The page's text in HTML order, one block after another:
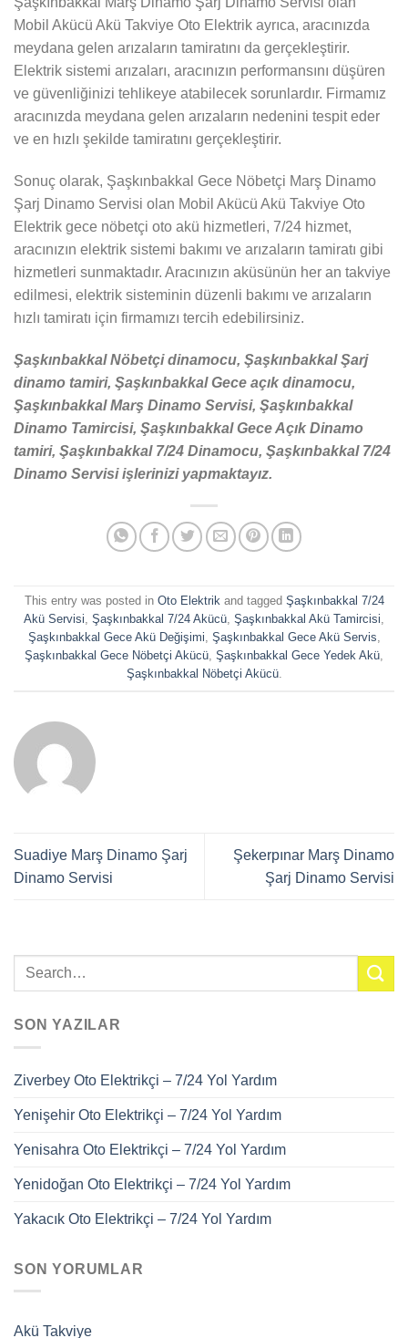
Mobil Akücü Akü Takviye Oto Elektrik ayrıca, aracınızda
meydana gelen arızaların tamiratını da gerçekleştirir.
Elektrik sistemi arızaları, aracınızın performansını düşüren
ve güvenliğinizi tehlikeye atabilecek sorunlardır. Firmamız
aracınızda meydana gelen arızaların nedenini tespit eder
ve en hızlı şekilde tamiratını gerçekleştirir.
Sonuç olarak, Şaşkınbakkal Gece Nöbetçi Marş Dinamo
Şarj Dinamo Servisi olan Mobil Akücü Akü Takviye Oto
Elektrik gece nöbetçi oto akü hizmetleri, 7/24 hizmet,
aracınızın elektrik sistemi bakımı ve arızaların tamiratı gibi
hizmetleri sunmaktadır. Aracınızın aküsünün her an takviye
edilmesi, elektrik sisteminin düzenli bakımı ve arızaların
hızlı tamiratı için firmamızı tercih edebilirsiniz.
Şaşkınbakkal Nöbetçi dinamocu, Şaşkınbakkal Şarj
dinamo tamiri, Şaşkınbakkal Gece açık dinamocu,
Şaşkınbakkal Marş Dinamo Servisi, Şaşkınbakkal
Dinamo Tamircisi, Şaşkınbakkal Gece Açık Dinamo
tamiri, Şaşkınbakkal 7/24 Dinamocu, Şaşkınbakkal 7/24
Dinamo Servisi işlerinizi yapmaktayız.
This entry was posted in Oto Elektrikand tagged Şaşkınbakkal 7/24
Akü Servisi, Şaşkınbakkal 7/24 Akücü, Şaşkınbakkal Akü Tamircisi,
Şaşkınbakkal Gece Akü Değişimi, Şaşkınbakkal Gece Akü Servis,
Şaşkınbakkal Gece Nöbetçi Akücü, Şaşkınbakkal Gece Yedek Akü,
Şaşkınbakkal Nöbetçi Akücü.
Suadiye Marş Dinamo Şarj
Dinamo Servisi
Şekerpınar Marş Dinamo
Şarj Dinamo Servisi
SON YAZILAR
Ziverbey Oto Elektrikçi – 7/24 Yol Yardım
Yenişehir Oto Elektrikçi – 7/24 Yol Yardım
Yenisahra Oto Elektrikçi – 7/24 Yol Yardım
Yenidoğan Oto Elektrikçi – 7/24 Yol Yardım
Yakacık Oto Elektrikçi – 7/24 Yol Yardım
SON YORUMLAR
Akü Takviye